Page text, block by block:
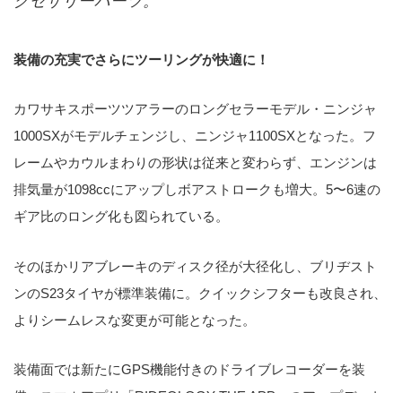
装備の充実でさらにツーリングが快適に！
カワサキスポーツツアラーのロングセラーモデル・ニンジャ
1000SXがモデルチェンジし、ニンジャ1100SXとなった。フ
レームやカウルまわりの形状は従来と変わらず、エンジンは
排気量が1098ccにアップしボアストロークも増大。5〜6速の
ギア比のロング化も図られている。
そのほかリアブレーキのディスク径が大径化し、ブリヂスト
ンのS23タイヤが標準装備に。クイックシフターも改良され、
よりシームレスな変更が可能となった。
装備面では新たにGPS機能付きのドライブレコーダーを装